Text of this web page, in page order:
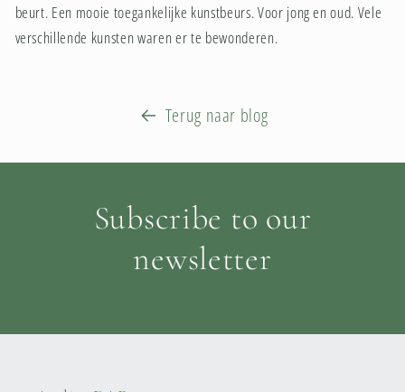
beurt. Een mooie toegankelijke kunstbeurs. Voor jong en oud. Vele
verschillende kunsten waren er te bewonderen.
Terug naar blog
Subscribe to our
newsletter